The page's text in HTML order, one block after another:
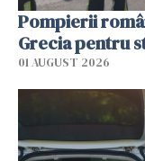
Pompierii
Grecia pentru
01 AUGUST 2026